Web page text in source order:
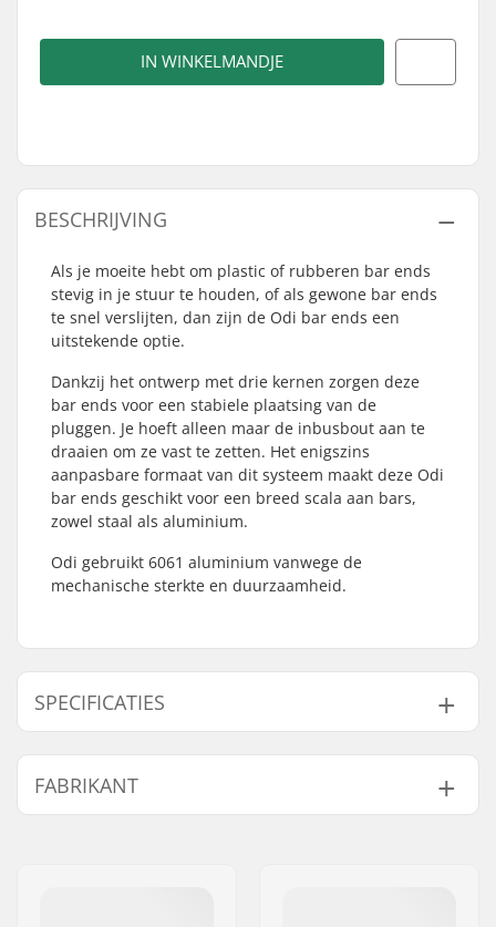
IN WINKELMANDJE
BESCHRIJVING
Als je moeite hebt om plastic of rubberen bar ends
stevig in je stuur te houden, of als gewone bar ends
te snel verslijten, dan zijn de Odi bar ends een
uitstekende optie.
Dankzij het ontwerp met drie kernen zorgen deze
bar ends voor een stabiele plaatsing van de
pluggen. Je hoeft alleen maar de inbusbout aan te
draaien om ze vast te zetten. Het enigszins
aanpasbare formaat van dit systeem maakt deze Odi
bar ends geschikt voor een breed scala aan bars,
zowel staal als aluminium.
Odi gebruikt 6061 aluminium vanwege de
mechanische sterkte en duurzaamheid.
SPECIFICATIES
Past samen met bar
materiaal:
Aluminum, Staal,
FABRIKANT